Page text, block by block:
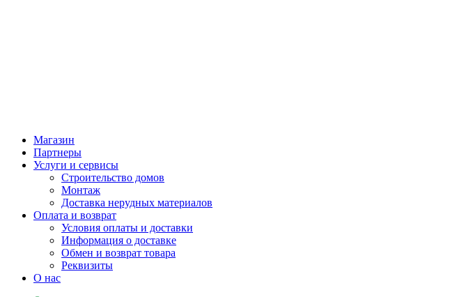
Магазин
Партнеры
Услуги и сервисы
Строительство домов
Монтаж
Доставка нерудных материалов
Оплата и возврат
Условия оплаты и доставки
Информация о доставке
Обмен и возврат товара
Реквизиты
О нас